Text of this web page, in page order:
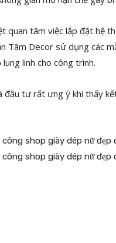
quan tâm việc lắp đặt hệ
Tâm Decor sử dụng các
linh cho công trình.
đầu tư rất ưng ý khi thấy